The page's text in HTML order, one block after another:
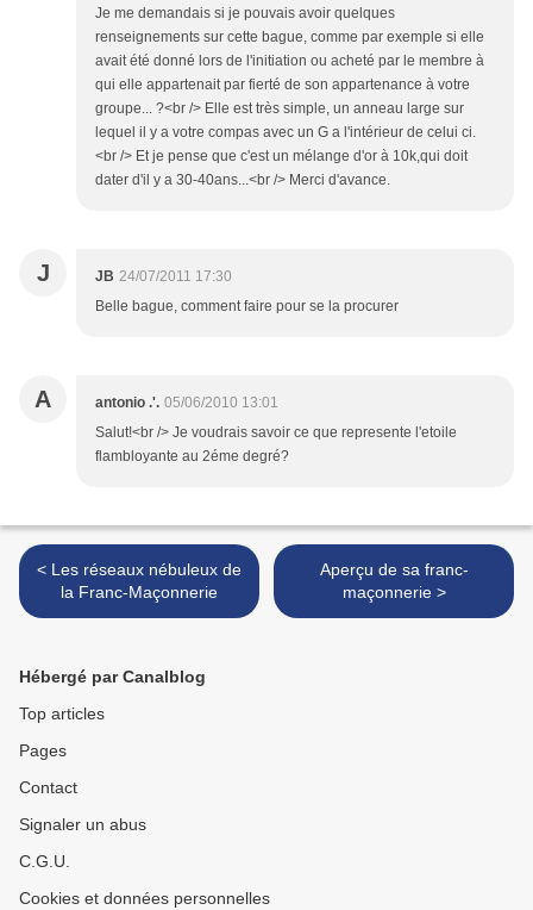
Je me demandais si je pouvais avoir quelques
renseignements sur cette bague, comme par exemple si elle
avait été donné lors de l'initiation ou acheté par le membre à
qui elle appartenait par fierté de son appartenance à votre
groupe... ?<br /> Elle est très simple, un anneau large sur
lequel il y a votre compas avec un G a l'intérieur de celui ci.
<br /> Et je pense que c'est un mélange d'or à 10k,qui doit
dater d'il y a 30-40ans...<br /> Merci d'avance.
J JB 24/07/2011 17:30
Belle bague, comment faire pour se la procurer
A antonio .'. 05/06/2010 13:01
Salut!<br /> Je voudrais savoir ce que represente l'etoile
flambloyante au 2éme degré?
< Les réseaux nébuleux de
la Franc-Maçonnerie
Aperçu de sa franc-
maçonnerie >
Hébergé par Canalblog
Top articles
Pages
Contact
Signaler un abus
C.G.U.
Cookies et données personnelles